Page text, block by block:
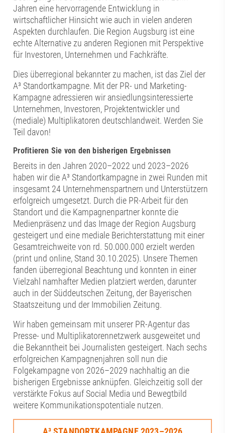
Jahren eine hervorragende Entwicklung in
wirtschaftlicher Hinsicht wie auch in vielen anderen
Aspekten durchlaufen. Die Region Augsburg ist eine
echte Alternative zu anderen Regionen mit Perspektive
für Investoren, Unternehmen und Fachkräfte.
Dies überregional bekannter zu machen, ist das Ziel der
A³ Standortkampagne. Mit der PR- und Marketing-
Kampagne adressieren wir ansiedlungsinteressierte
Unternehmen, Investoren, Projektentwickler und
(mediale) Multiplikatoren deutschlandweit. Werden Sie
Teil davon!
Profitieren Sie von den bisherigen Ergebnissen
Bereits in den Jahren 2020–2022 und 2023–2026
haben wir die A³ Standortkampagne in zwei Runden mit
insgesamt 24 Unternehmenspartnern und Unterstützern
erfolgreich umgesetzt. Durch die PR-Arbeit für den
Standort und die Kampagnenpartner konnte die
Medienpräsenz und das Image der Region Augsburg
gesteigert und eine mediale Berichterstattung mit einer
Gesamtreichweite von rd. 50.000.000 erzielt werden
(print und online, Stand 30.10.2025). Unsere Themen
fanden überregional Beachtung und konnten in einer
Vielzahl namhafter Medien platziert werden, darunter
auch in der Süddeutschen Zeitung, der Bayerischen
Staatszeitung und der Immobilien Zeitung.
Wir haben gemeinsam mit unserer PR-Agentur das
Presse- und Multiplikatorennetzwerk ausgeweitet und
die Bekanntheit bei Journalisten gesteigert. Nach sechs
erfolgreichen Kampagnenjahren soll nun die
Folgekampagne von 2026–2029 nachhaltig an die
bisherigen Ergebnisse anknüpfen. Gleichzeitig soll der
verstärkte Fokus auf Social Media und Bewegtbild
weitere Kommunikationspotentiale nutzen.